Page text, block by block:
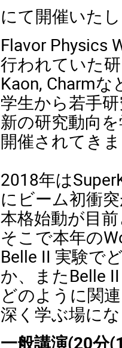
にて開催いた
Flavor Physics
行われていた
Kaon, Charm
学生から若手
新の研究動向
開催されてき
2018年は
にビーム初衝
本格始動が目
そこで本年の
Belle II 実験で
か、またBelle
どのように関
深く学ぶ場に
一般講演(20分